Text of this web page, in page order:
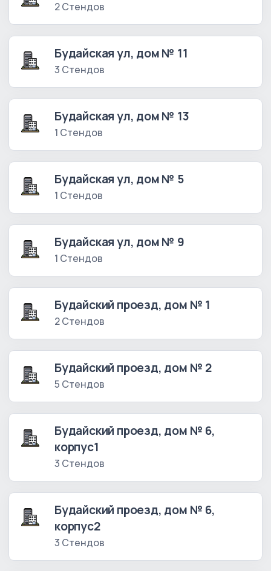
2 Стендов
Будайская ул, дом № 11
3 Стендов
Будайская ул, дом № 13
1 Стендов
Будайская ул, дом № 5
1 Стендов
Будайская ул, дом № 9
1 Стендов
Будайский проезд, дом № 1
2 Стендов
Будайский проезд, дом № 2
5 Стендов
Будайский проезд, дом № 6,
корпус1
3 Стендов
Будайский проезд, дом № 6,
корпус2
3 Стендов